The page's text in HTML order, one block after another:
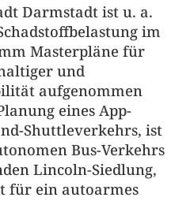
Darmstadt ist u. a.
im
Masterpläne für
und
aufgenommen
eines App-
Shuttleverkehrs, ist
Bus-Verkehrs
Lincoln-Siedlung,
für ein autoarmes